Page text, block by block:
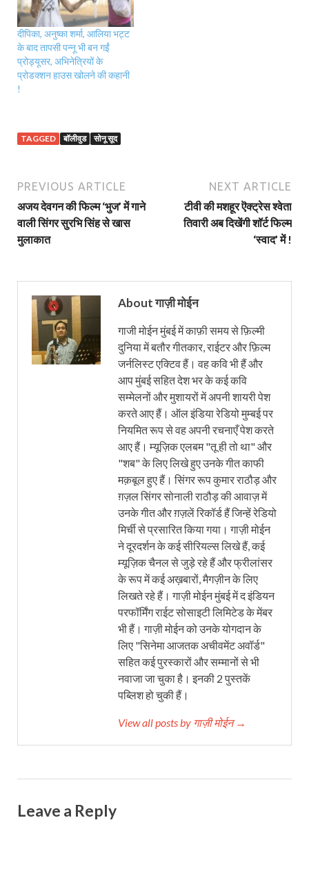
दीपिका, अनुष्का शर्मा, आलिया भट्ट
के बाद तापसी पन्नू भी बन गईं
प्रोड्यूसर, अभिनेत्रियों के
प्रोडक्शन हाउस खोलने की कहानी
!
TAGGED बॉलीवुड सोनू सूद
PREVIOUS ARTICLE
अजय देवगन की फिल्म ‘भुज’ में गाने
वाली सिंगर सुरभि सिंह से खास
मुलाकात
NEXT ARTICLE
टीवी की मशहूर ऎक्ट्रेस श्वेता
तिवारी अब दिखेंगी शॉर्ट फिल्म
‘स्वाद’ में !
About गाज़ी मोईन
गाजी मोईन मुंबई में काफ़ी समय से फ़िल्मी
दुनिया में बतौर गीतकार, राईटर और फ़िल्म
जर्नलिस्ट एक्टिव हैं। वह कवि भी हैं और
आप मुंबई सहित देश भर के कई कवि
सम्मेलनों और मुशायरों में अपनी शायरी पेश
करते आए हैं। ऑल इंडिया रेडियो मुम्बई पर
नियमित रूप से वह अपनी रचनाएँ पेश करते
आए हैं। म्यूज़िक एलबम "तू ही तो था" और
"शब" के लिए लिखे हुए उनके गीत काफी
मक़बूल हुए हैं। सिंगर रूप कुमार राठौड़ और
ग़ज़ल सिंगर सोनाली राठौड़ की आवाज़ में
उनके गीत और ग़ज़लें रिकॉर्ड हैं जिन्हें रेडियो
मिर्ची से प्रसारित किया गया। गाज़ी मोईन
ने दूरदर्शन के कई सीरियल्स लिखे हैं, कई
म्यूज़िक चैनल से जुड़े रहे हैं और फ्रीलांसर
के रूप में कई अख़बारों, मैगज़ीन के लिए
लिखते रहे हैं। गाज़ी मोईन मुंबई में द इंडियन
परफॉर्मिंग राईट सोसाइटी लिमिटेड के मेंबर
भी हैं। गाज़ी मोईन को उनके योगदान के
लिए "सिनेमा आजतक अचीवमेंट अवॉर्ड"
सहित कई पुरस्कारों और सम्मानों से भी
नवाजा जा चुका है। इनकी 2 पुस्तकें
पब्लिश हो चुकी हैं।
View all posts by गाज़ी मोईन →
Leave a Reply